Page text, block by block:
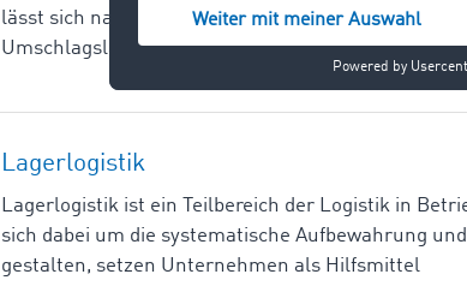
lässt sich nach verschiedenen Anforderungen
Umschlagslagern, Dauerlagern und Verteillagern
Lagerlogistik
Lagerlogistik ist ein Teilbereich der Logistik in
sich dabei um die systematische Aufbewahrung
gestalten, setzen Unternehmen als Hilfsmittel